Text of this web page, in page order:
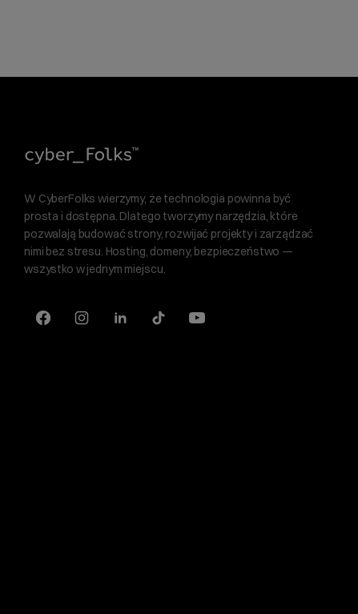
W CyberFolks wierzymy, że technologia powinna być
prosta i dostępna. Dlatego tworzymy narzędzia, które
pozwalają budować strony, rozwijać projekty i zarządzać
nimi bez stresu. Hosting, domeny, bezpieczeństwo —
wszystko w jednym miejscu.